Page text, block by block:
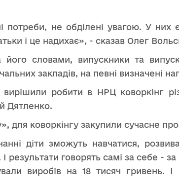
потреби, не обділені увагою. У них
і це надихає», - сказав Олег
словами, випускники та
закладів, на певні визначені
робити в НРЦ коворкінг
Дятленко.
для коворкінгу закупили сучасне
діти зможуть навчатися,
говорять самі за себе -
виробів на 18 тисяч гривень.